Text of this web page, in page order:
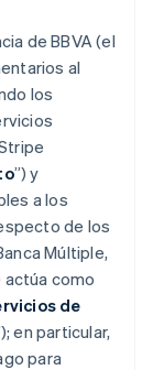
de BBVA (el
al
los
”) y
a los
de los
Múltiple,
actúa como
de
en particular,
para